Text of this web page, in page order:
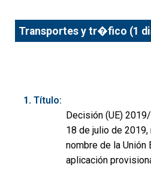
Transportes y tr�fico (1
Título:
Decisión (UE)
18 de julio de 2019,
nombre de la Unión
aplicación